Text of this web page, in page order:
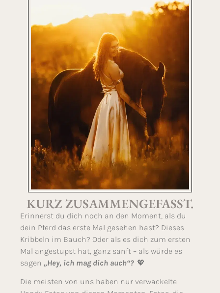
KURZ ZUSAMMENGEFASST.
Erinnerst du dich noch an den Moment, als du
dein Pferd das erste Mal gesehen hast? Dieses
Kribbeln im Bauch? Oder als es dich zum ersten
Mal angestupst hat, ganz sanft – als würde es
sagen„Hey, ich mag dich auch“? 💖
Die meisten von uns haben nur verwackelte